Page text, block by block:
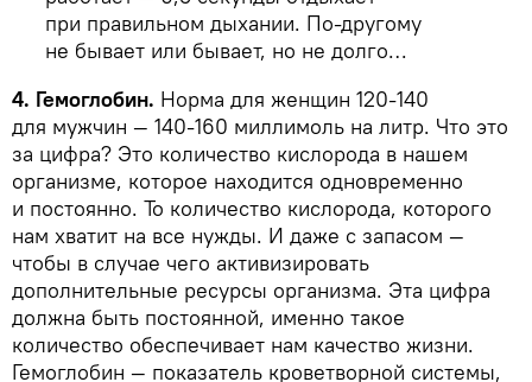
при правильном дыхании. По-другому
не бывает или бывает, но не долго…
4. Гемоглобин. Норма для женщин 120-140
для мужчин — 140-160 миллимоль на литр. Что это
за цифра? Это количество кислорода в нашем
организме, которое находится одновременно
и постоянно. То количество кислорода, которого
нам хватит на все нужды. И даже с запасом —
чтобы в случае чего активизировать
дополнительные ресурсы организма. Эта цифра
должна быть постоянной, именно такое
количество обеспечивает нам качество жизни.
Гемоглобин — показатель кроветворной системы,